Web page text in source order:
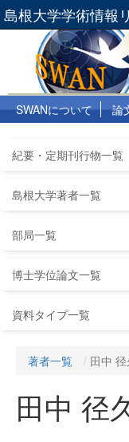
島根大学学術情報
SWANについて 論
紀要・定期刊行物一覧
島根大学著者一覧
部局一覧
博士学位論文一覧
資料タイプ一覧
著者一覧 田中 径
田中 径